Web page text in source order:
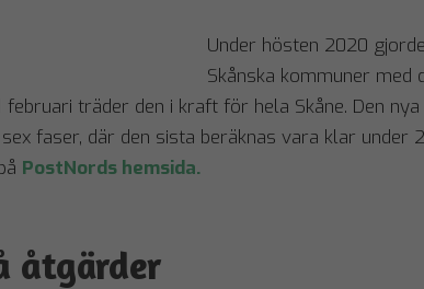
Under hösten 2020
Skånska kommuner med
februari träder den i kraft för hela Skåne. Den
faser, där den sista beräknas vara klar under
PostNords hemsida.
åtgärder